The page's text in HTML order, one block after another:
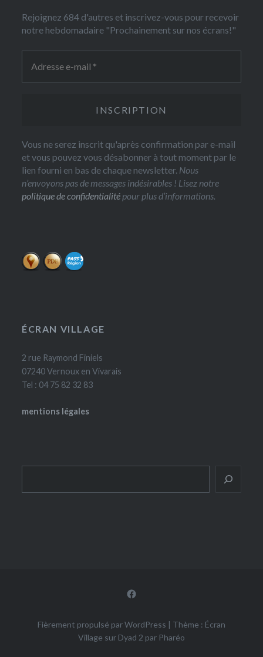
Rejoignez 684 d'autres et inscrivez-vous pour recevoir
notre hebdomadaire "Prochainement sur nos écrans!"
Vous ne serez inscrit qu'après confirmation par e-mail
et vous pouvez vous désabonner à tout moment par le
lien fourni en bas de chaque newsletter. Nous
n’envoyons pas de messages indésirables ! Lisez notre
politique de confidentialité pour plus d’informations.
ÉCRAN VILLAGE
2 rue Raymond Finiels
07240 Vernoux en Vivarais
Tel : 04 75 82 32 83
mentions légales
Facebook
Fièrement propulsé par WordPress | Thème : Écran
Village sur Dyad 2 par Pharéo